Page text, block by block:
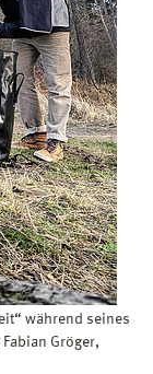
während seines
Gröger,